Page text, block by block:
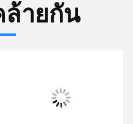
ายกัน